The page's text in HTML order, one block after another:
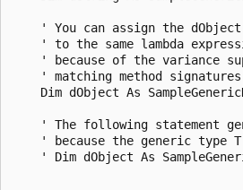
' You can assign the
' to the same lambda
' because of the variance
' matching method
Dim dObject As
' The following statement
' because the generic type
' Dim dObject As